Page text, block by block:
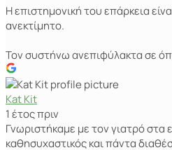
Η επιστημονική του επάρκεια
ανεκτίμητο.
Τον συστήνω ανεπιφύλακτα σε
Kat Kit
1 έτος πριν
Γνωριστήκαμε με τον γιατρό στα
καθησυχαστικός και πάντα